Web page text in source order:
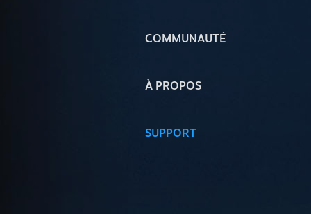
COMMUNAUTÉ
À PROPOS
SUPPORT